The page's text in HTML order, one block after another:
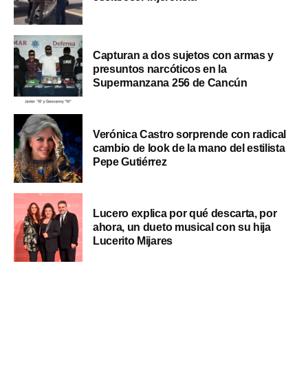
Capturan a dos sujetos con armas y
presuntos narcóticos en la
Supermanzana 256 de Cancún
Verónica Castro sorprende con radical
cambio de look de la mano del estilista
Pepe Gutiérrez
Lucero explica por qué descarta, por
ahora, un dueto musical con su hija
Lucerito Mijares